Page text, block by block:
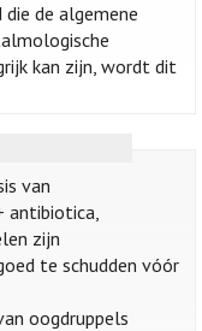
de algemene
kan zijn, wordt dit
van
antibiotica,
zijn
te schudden vóór
oogdruppels